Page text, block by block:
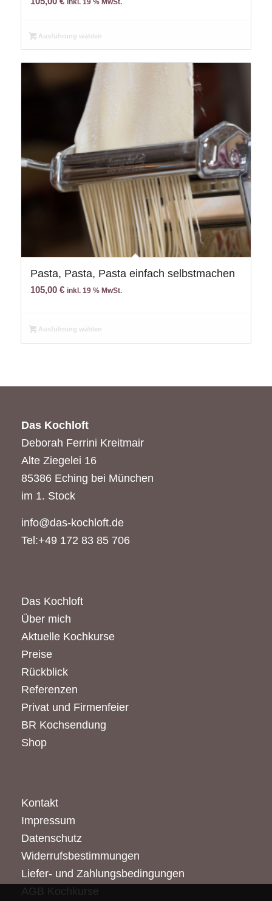
inkl. 19 % MwSt.
Ausführung wählen
Pasta, Pasta, Pasta einfach selbstmachen
105,00 € inkl. 19 % MwSt.
Ausführung wählen
Das Kochloft
Deborah Ferrini Kreitmair
Alte Ziegelei 16
85386 Eching bei München
im 1. Stock
info@das-kochloft.de
Tel:+49 172 83 85 706
Das Kochloft
Über mich
Aktuelle Kochkurse
Preise
Rückblick
Referenzen
Privat und Firmenfeier
BR Kochsendung
Shop
Kontakt
Impressum
Datenschutz
Widerrufsbestimmungen
Liefer- und Zahlungsbedingungen
AGB Kochkurse